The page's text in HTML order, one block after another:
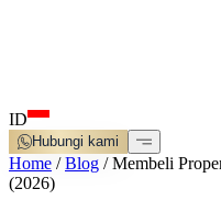
ID
Hubungi kami
Home /Blog /Membeli
(2026)